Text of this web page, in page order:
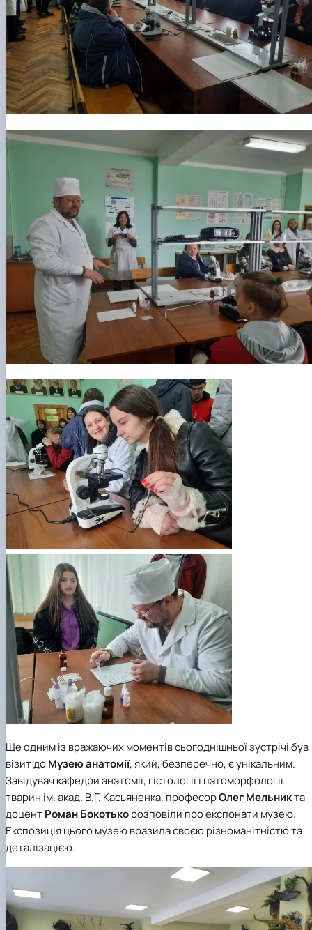
Ще одним із вражаючих моментів сьогоднішньої зустрічі був
візит доМузею анатомії, який, безперечно, є унікальним.
Завідувач кафедри анатомії, гістології і патоморфології
тварин ім. акад. В.Г. Касьяненка, професорОлег Мельникта
доцентРоман Бокотькорозповіли про експонати музею.
Експозиція цього музею вразила своєю різноманітністю та
деталізацією.